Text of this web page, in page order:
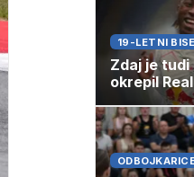
19-LETNI
Zdaj je tudi
okrepil